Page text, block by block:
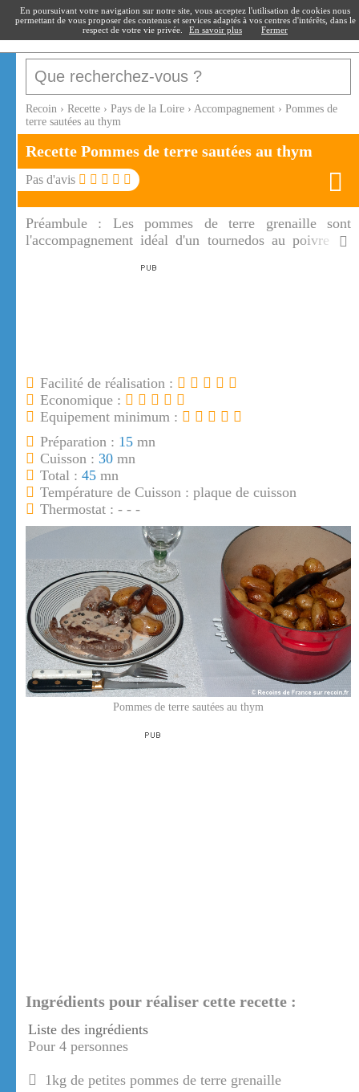
recoin.fr
Recoin › Recette › Pays de la Loire › Accompagnement › Pommes de
terre sautées au thym
Recette Pommes de terre sautées au thym
Pas d'avis
Préambule : Les pommes de terre grenaille sont
l'accompagnement idéal d'un tournedos au poivre ou
terre grenaille sautées au thym et à l'ail sont fondantes
Facilité de réalisation :
Economique :
Equipement minimum :
Préparation : 15 mn
Cuisson : 30 mn
Total : 45 mn
Température de Cuisson : plaque de cuisson
Thermostat : - - -
Pommes de terre sautées au thym
Ingrédients pour réaliser cette recette :
Liste des ingrédients
Pour 4 personnes
1kg de petites pommes de terre grenaille
En poursuivant votre navigation sur notre site, vous acceptez l'utilisation de cookies nous
permettant de vous proposer des contenus et services adaptés à vos centres d'intérêts, dans le
respect de votre vie privée.
En savoir plus Fermer